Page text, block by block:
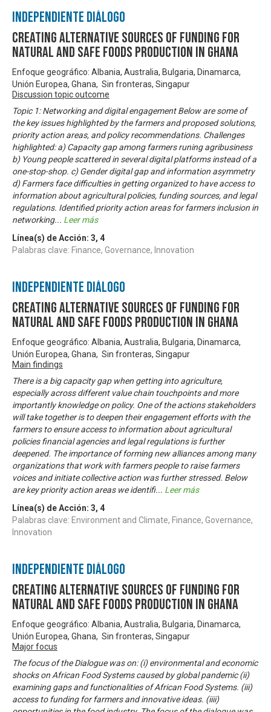
Independiente Diálogo
Creating Alternative Sources of Funding for
Natural and Safe Foods Production in Ghana
Enfoque geográfico: Albania, Australia, Bulgaria, Dinamarca,
Unión Europea, Ghana, Sin fronteras, Singapur
Discussion topic outcome
Topic 1: Networking and digital engagement Below are some of
the key issues highlighted by the farmers and proposed solutions,
priority action areas, and policy recommendations. Challenges
highlighted: a) Capacity gap among farmers runing agribusiness
b) Young people scattered in several digital platforms instead of a
one-stop-shop. c) Gender digital gap and information asymmetry
d) Farmers face difficulties in getting organized to have access to
information about agricultural policies, funding sources, and legal
regulations. Identified priority action areas for farmers inclusion in
networking... Leer más
Línea(s) de Acción: 3, 4
Palabras clave: Finance, Governance, Innovation
Independiente Diálogo
Creating Alternative Sources of Funding for
Natural and Safe Foods Production in Ghana
Enfoque geográfico: Albania, Australia, Bulgaria, Dinamarca,
Unión Europea, Ghana, Sin fronteras, Singapur
Main findings
There is a big capacity gap when getting into agriculture,
especially across different value chain touchpoints and more
importantly knowledge on policy. One of the actions stakeholders
will take together is to deepen their engagement efforts with the
farmers to ensure access to information about agricultural
policies financial agencies and legal regulations is further
deepened. The importance of forming new alliances among many
organizations that work with farmers people to raise farmers
voices and initiate collective action was further stressed. Below
are key priority action areas we identifi... Leer más
Línea(s) de Acción: 3, 4
Palabras clave: Environment and Climate, Finance, Governance,
Innovation
Independiente Diálogo
Creating Alternative Sources of Funding for
Natural and Safe Foods Production in Ghana
Enfoque geográfico: Albania, Australia, Bulgaria, Dinamarca,
Unión Europea, Ghana, Sin fronteras, Singapur
Major focus
The focus of the Dialogue was on: (i) environmental and economic
shocks on African Food Systems caused by global pandemic (ii)
examining gaps and functionalities of African Food Systems. (iii)
access to funding for farmers and innovative ideas. (iiii)